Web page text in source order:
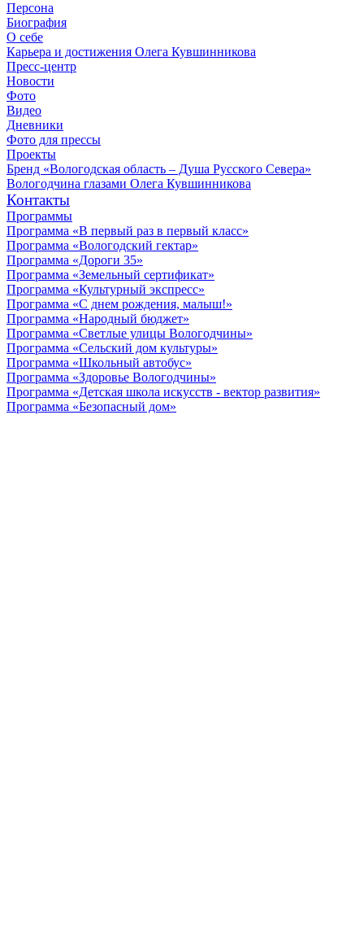
Персона
Биография
О себе
Карьера и достижения Олега Кувшинникова
Пресс-центр
Новости
Фото
Видео
Дневники
Фото для прессы
Проекты
Бренд «Вологодская область – Душа Русского Севера»
Вологодчина глазами Олега Кувшинникова
Контакты
Программы
Программа «В первый раз в первый класс»
Программа «Вологодский гектар»
Программа «Дороги 35»
Программа «Земельный сертификат»
Программа «Культурный экспресс»
Программа «С днем рождения, малыш!»
Программа «Народный бюджет»
Программа «Светлые улицы Вологодчины»
Программа «Сельский дом культуры»
Программа «Школьный автобус»
Программа «Здоровье Вологодчины»
Программа «Детская школа искусств - вектор развития»
Программа «Безопасный дом»